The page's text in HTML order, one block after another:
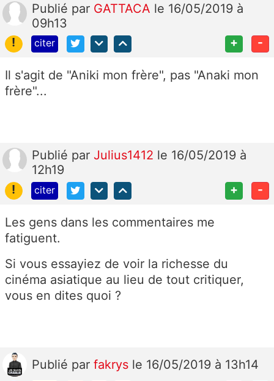
Publié par GATTACA le 16/05/2019 à
09h13
!
citer + -
Il s'agit de "Aniki mon frère", pas "Anaki mon
frère"...
Publié par Julius1412 le 16/05/2019 à
12h19
!
citer + -
Les gens dans les commentaires me
fatiguent.
Si vous essayiez de voir la richesse du
cinéma asiatique au lieu de tout critiquer,
vous en dites quoi ?
Publié par fakrys le 16/05/2019 à 13h14